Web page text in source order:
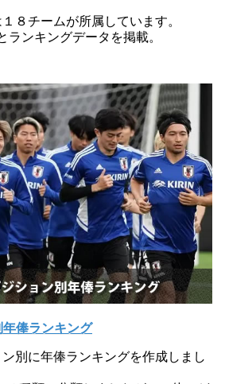
８チームが所属しています。
ランキングデータを掲載。
俸ランキング
別に年俸ランキングを作成しまし